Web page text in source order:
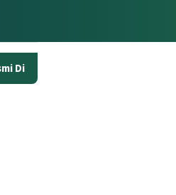
Dunia Kerja Berubah, Kemnaker